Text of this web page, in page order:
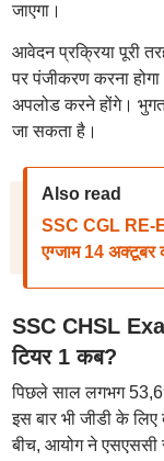
जाएगा।
आवेदन प्रक्रिया पूरी
पर पंजीकरण करना
अपलोड करने होंगे।
जा सकता है।
Also read
SSC CGL RE-
एग्जाम 14 अक्टूबर
SSC CHSL
टियर 1 कब?
पिछले साल लगभग
इस बार भी जीडी के
बीच, आयोग ने एसएससी